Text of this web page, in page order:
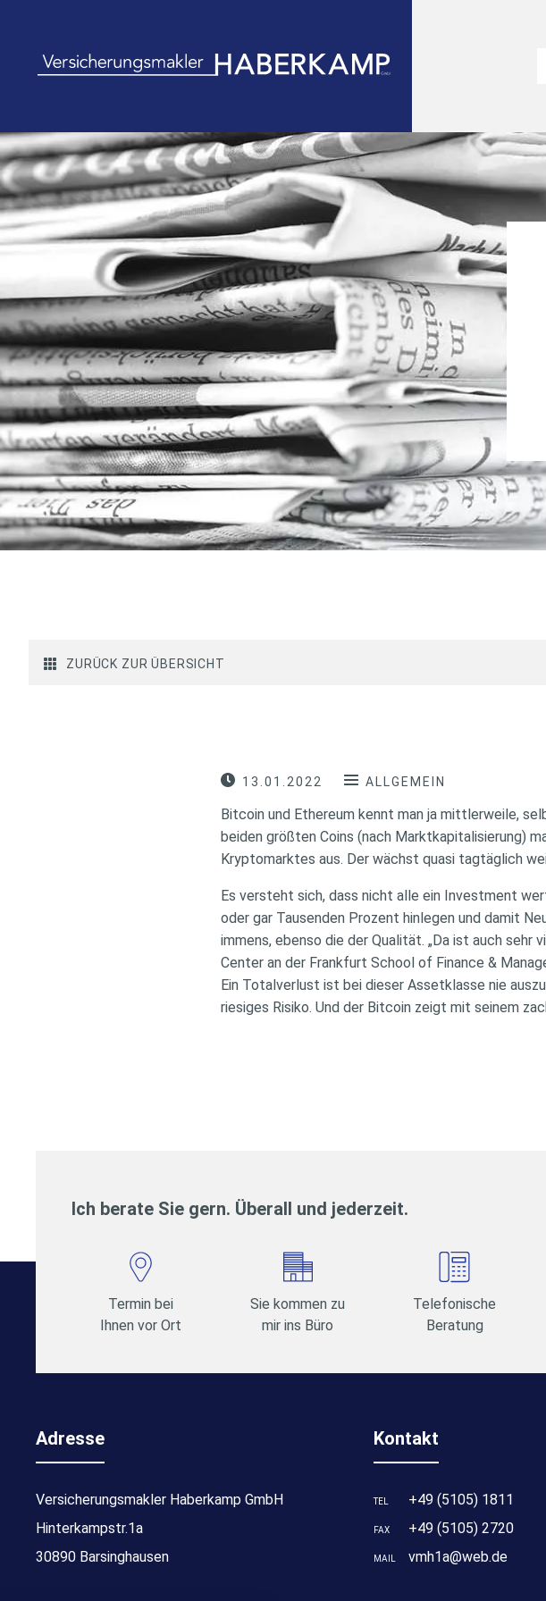
ZURÜCK ZUR ÜBERSICHT
13.01.2022 ALLGEMEIN
Bitcoin und Ethereum kennt man ja mittlerweile,
beiden größten Coins (nach Marktkapitalisierung)
Kryptomarktes aus. Der wächst quasi tagtäglich
Es versteht sich, dass nicht alle ein Investment
oder gar Tausenden Prozent hinlegen und damit
immens, ebenso die der Qualität. „Da ist auch sehr
Center an der Frankfurt School of Finance &
Ein Totalverlust ist bei dieser Assetklasse nie
riesiges Risiko. Und der Bitcoin zeigt mit seinem
Ich berate Sie gern. Überall und jederzeit.
Termin bei
Ihnen vor Ort
Sie kommen zu
mir ins Büro
Telefonische
Beratung
Adresse
Versicherungsmakler Haberkamp GmbH
Hinterkampstr.1a
30890 Barsinghausen
Kontakt
TEL +49 (5105) 1811
FAX +49 (5105) 2720
MAIL vmh1a@web.de